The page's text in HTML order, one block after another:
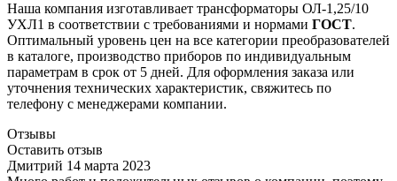
Наша компания изготавливает трансформаторы ОЛ-1,25/10
УХЛ1 в соответствии с требованиями и нормами ГОСТ.
Оптимальный уровень цен на все категории преобразователей
в каталоге, производство приборов по индивидуальным
параметрам в срок от 5 дней. Для оформления заказа или
уточнения технических характеристик, свяжитесь по
телефону с менеджерами компании.
Отзывы
Оставить отзыв
Дмитрий 14 марта 2023